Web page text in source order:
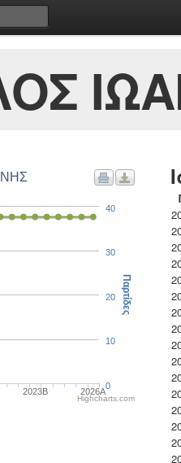
2023B 2026A
0
10
20
30
40
Παρτίδες
Highcharts.com